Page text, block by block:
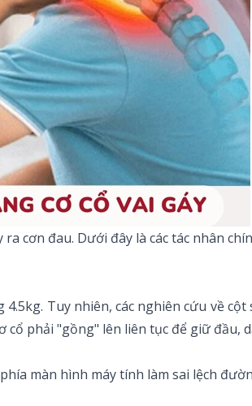
cơn đau. Dưới đây là các tác nhân
Tuy nhiên, các nghiên cứu về
cổ phải "gồng" lên liên tục để giữ đầu,
màn hình máy tính làm sai lệch